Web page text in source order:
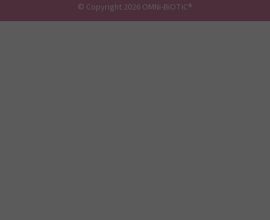
© Copyright 2026 OMNi-BiOTiC®